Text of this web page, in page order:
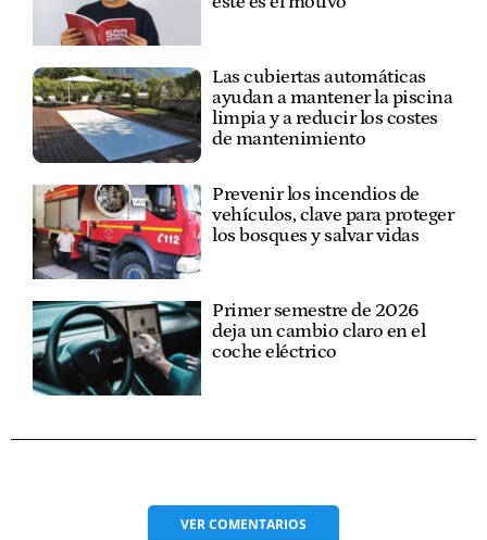
Las cubiertas automáticas
ayudan a mantener la piscina
limpia y a reducir los costes
de mantenimiento
Prevenir los incendios de
vehículos, clave para proteger
los bosques y salvar vidas
Primer semestre de 2026
deja un cambio claro en el
coche eléctrico
VERCOMENTARIOS